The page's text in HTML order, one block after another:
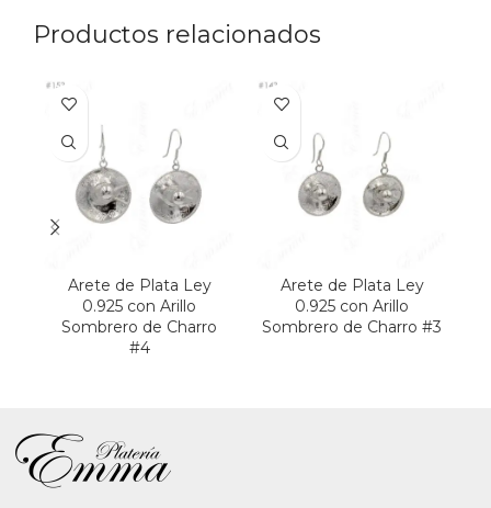
Productos relacionados
Arete de Plata Ley
0.925 con Arillo
Sombrero de Charro
#4
Arete de Plata Ley
0.925 con Arillo
Sombrero de Charro #3